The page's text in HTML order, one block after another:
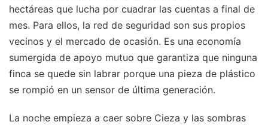
hectáreas que lucha por cuadrar las cuentas a final de
mes. Para ellos, la red de seguridad son sus propios
vecinos y el mercado de ocasión. Es una economía
sumergida de apoyo mutuo que garantiza que ninguna
finca se quede sin labrar porque una pieza de plástico
se rompió en un sensor de última generación.
La noche empieza a caer sobre Cieza y las sombras